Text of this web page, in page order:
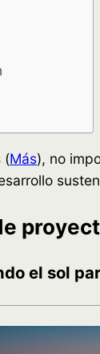
(Más), no
el sol